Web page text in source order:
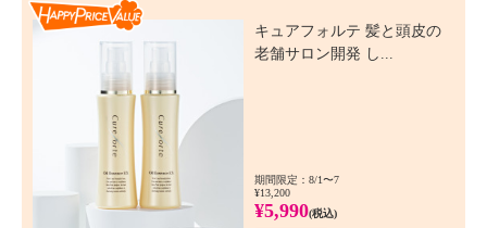
キュアフォルテ 髪と頭皮の
老舗サロン開発 し...
期間限定：8/1〜7
¥13,200
¥5,990(税込)